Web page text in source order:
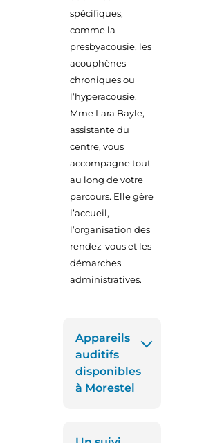
spécifiques,
comme la
presbyacousie, les
acouphènes
chroniques ou
l’hyperacousie.
Mme Lara Bayle,
assistante du
centre, vous
accompagne tout
au long de votre
parcours. Elle gère
l’accueil,
l’organisation des
rendez-vous et les
démarches
administratives.
Appareils
auditifs
disponibles
à Morestel